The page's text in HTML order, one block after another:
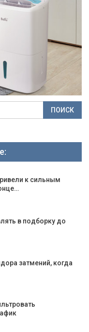
к сильным
в подборку до
затмений, когда